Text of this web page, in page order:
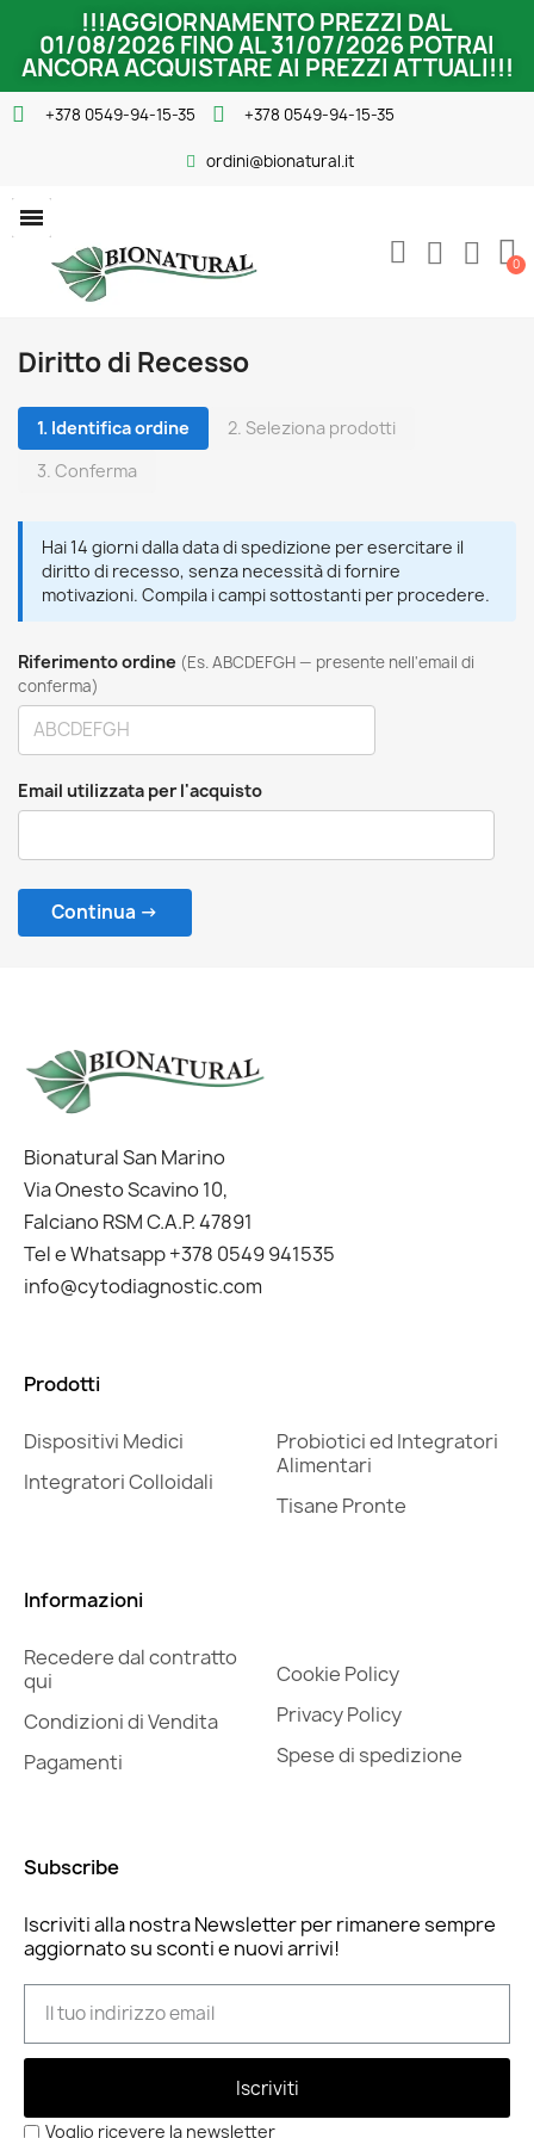
!!!AGGIORNAMENTO PREZZI DAL
01/08/2026 FINO AL 31/07/2026 POTRAI
ANCORA ACQUISTARE AI PREZZI ATTUALI!!!
+378 0549-94-15-35 +378 0549-94-15-35
ordini@bionatural.it
Diritto di Recesso
1. Identifica ordine
2. Seleziona prodotti
3. Conferma
Hai 14 giorni dalla data di spedizione per esercitare il
diritto di recesso, senza necessità di fornire
motivazioni. Compila i campi sottostanti per procedere.
Riferimento ordine (Es. ABCDEFGH — presente nell'email di
conferma)
Email utilizzata per l'acquisto
Continua →
Bionatural San Marino
Via Onesto Scavino 10,
Falciano RSM C.A.P. 47891
Tel e Whatsapp +378 0549 941535
info@cytodiagnostic.com
Prodotti
Dispositivi Medici
Integratori Colloidali
Probiotici ed Integratori
Alimentari
Tisane Pronte
Informazioni
Recedere dal contratto
qui
Condizioni di Vendita
Pagamenti
Cookie Policy
Privacy Policy
Spese di spedizione
Subscribe
Iscriviti alla nostra Newsletter per rimanere sempre
aggiornato su sconti e nuovi arrivi!
Iscriviti
Voglio ricevere la newsletter